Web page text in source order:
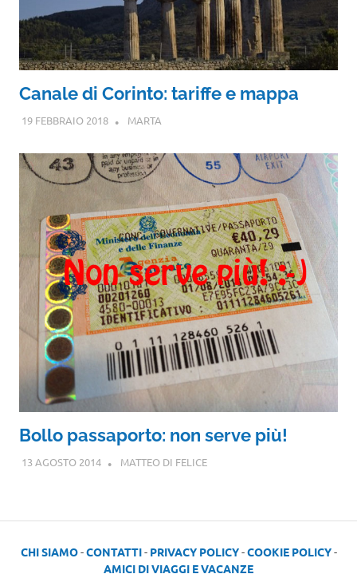
Canale di Corinto: tariffe e mappa
19 FEBBRAIO 2018 MARTA
Bollo passaporto: non serve più!
13 AGOSTO 2014 MATTEO DI FELICE
CHI SIAMO-CONTATTI- PRIVACY POLICY-COOKIE POLICY-
AMICI DI VIAGGI E VACANZE